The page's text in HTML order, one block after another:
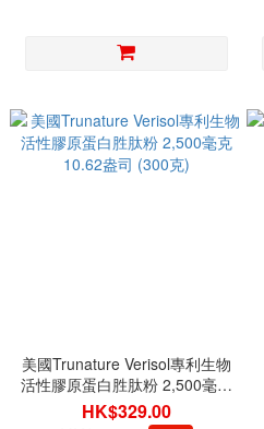
美國Trunature Verisol專利生物
活性膠原蛋白胜肽粉 2,500毫克
10.62盎司 (300克)
HK$329.00